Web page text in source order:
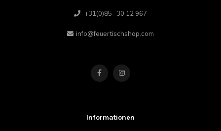
+31(0)85- 30 12 967
info@feuertischshop.com
Informationen